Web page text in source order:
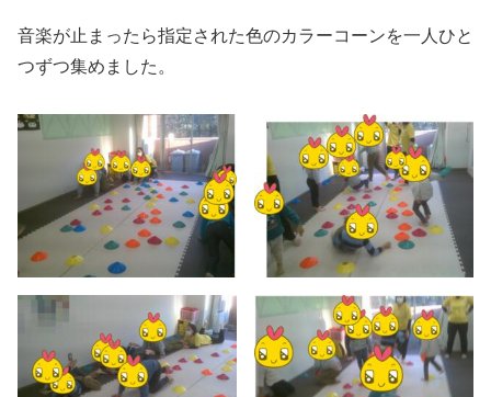
音楽が止まったら指定された色のカラーコーンを一人ひと
つずつ集めました。